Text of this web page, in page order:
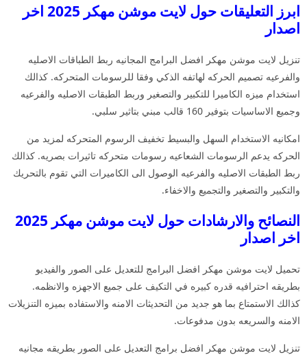
ابرز التعليقات حول لايت موشن مهكر 2025 اخر
اصدار
تنزيل لايت موشن مهكر افضل البرامج المجانيه ربط الطباقات الاصليه
والفرعيه تصميم الحركه لهاتفه الذكي وفقا للرسومات المتحركه. كذالك
استخدام ميزه الكاميرا للتكبير والتصغير وربط الطبقات الاصليه والفرعيه
وجميع الاساسيات بتوفير 160 قالب مبني بتاثير سلبي.
امكانيه الاستخدام السهل والبسيط تخفيف الرسوم المتحركه لمزيد من
الحركه يدعم الرسومات الشعاعيه رسومات متحركه تاثيرات بصريه. كذالك
ربط الطبقات الاصليه والفرعيه الوصول الى الكاميرات التي تقوم بالتحريك
والتكبير والتصغير والتجميع والاخفاء.
النصائح والارشادات حول لايت موشن مهكر 2025
اخر اصدار
تحميل لايت موشن مهكر افضل البرامج للتعديل على الصور والفيديو
بطريقه احترافيه قدره كبيره في التكيف على جميع الاجهزه والانظمه.
كذالك الاستمتاع بما هو جديد من التحديثات الامنه والاستفاده بميزه التنزيلات
الامنه والسريعه بدون مدفوعات.
تنزيل لايت موشن مهكر افضل برامج التعديل على الصور بطريقه مجانيه